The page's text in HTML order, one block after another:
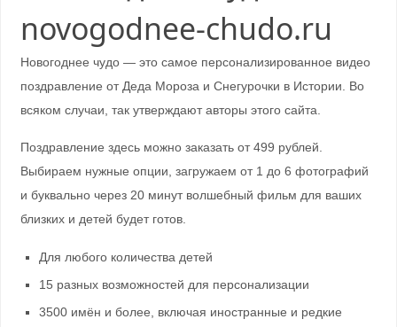
novogodnee-chudo.ru
Новогоднее чудо — это самое персонализированное видео
поздравление от Деда Мороза и Снегурочки в Истории. Во
всяком случаи, так утверждают авторы этого сайта.
Поздравление здесь можно заказать от 499 рублей.
Выбираем нужные опции, загружаем от 1 до 6 фотографий
и буквально через 20 минут волшебный фильм для ваших
близких и детей будет готов.
Для любого количества детей
15 разных возможностей для персонализации
3500 имён и более, включая иностранные и редкие